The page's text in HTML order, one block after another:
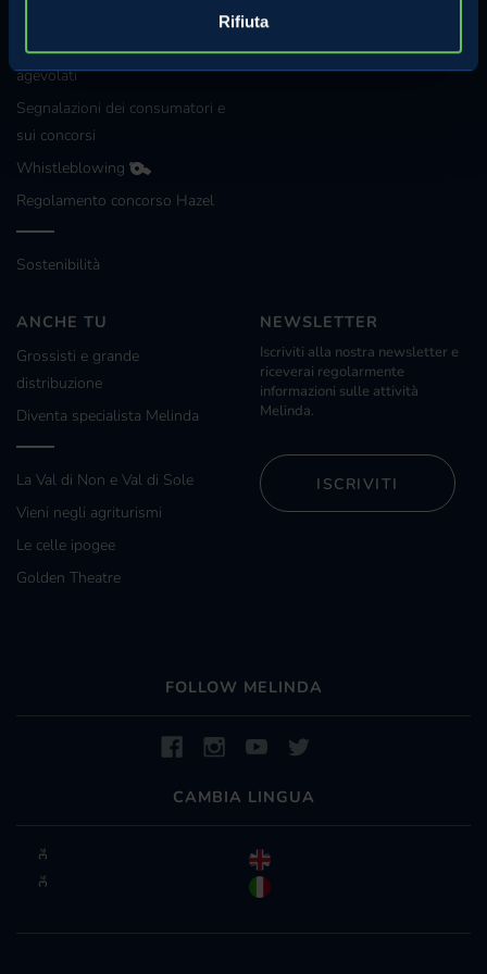
Rifiuta
Investimenti e progetti
agevolati
Segnalazioni dei consumatori e
sui concorsi
Whistleblowing
Regolamento concorso Hazel
Sostenibilità
ANCHE TU
Grossisti e grande
distribuzione
Diventa specialista Melinda
La Val di Non e Val di Sole
Vieni negli agriturismi
Le celle ipogee
Golden Theatre
NEWSLETTER
Iscriviti alla nostra newsletter e
riceverai regolarmente
informazioni sulle attività
Melinda.
ISCRIVITI
FOLLOW MELINDA
CAMBIA LINGUA